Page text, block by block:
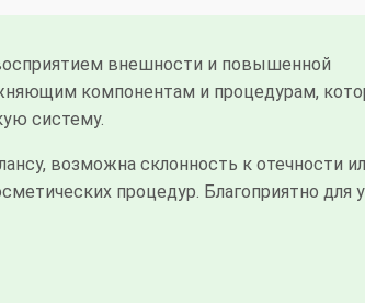
внешности и повышенной
компонентам и процедурам,
систему.
возможна склонность к отечности
процедур. Благоприятно для